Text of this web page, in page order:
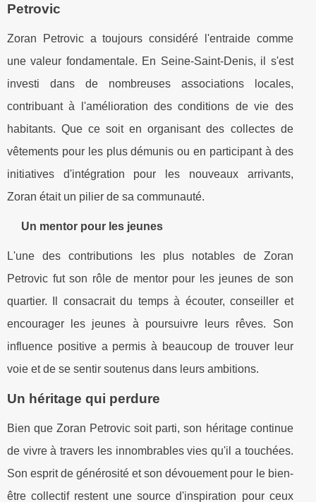
Petrovic
Zoran Petrovic a toujours considéré l'entraide comme
une valeur fondamentale. En Seine-Saint-Denis, il s'est
investi dans de nombreuses associations locales,
contribuant à l'amélioration des conditions de vie des
habitants. Que ce soit en organisant des collectes de
vêtements pour les plus démunis ou en participant à des
initiatives d'intégration pour les nouveaux arrivants,
Zoran était un pilier de sa communauté.
Un mentor pour les jeunes
L'une des contributions les plus notables de Zoran
Petrovic fut son rôle de mentor pour les jeunes de son
quartier. Il consacrait du temps à écouter, conseiller et
encourager les jeunes à poursuivre leurs rêves. Son
influence positive a permis à beaucoup de trouver leur
voie et de se sentir soutenus dans leurs ambitions.
Un héritage qui perdure
Bien que Zoran Petrovic soit parti, son héritage continue
de vivre à travers les innombrables vies qu'il a touchées.
Son esprit de générosité et son dévouement pour le bien-
être collectif restent une source d'inspiration pour ceux